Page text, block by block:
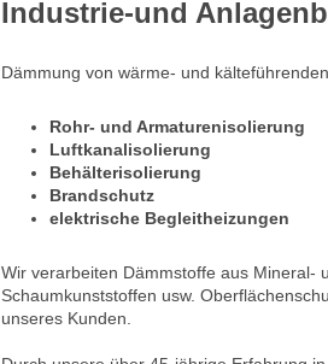
Industrie-und
Dämmung von wärme- und
Rohr- und Armaturenisolierung
Luftkanalisolierung
Behälterisolierung
Brandschutz
elektrische Begleitheizungen
Wir verarbeiten Dämmstoffe aus Mineral-
Schaumkunststoffen usw.
unseres Kunden.